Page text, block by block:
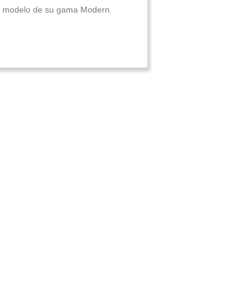
de su gama Modern